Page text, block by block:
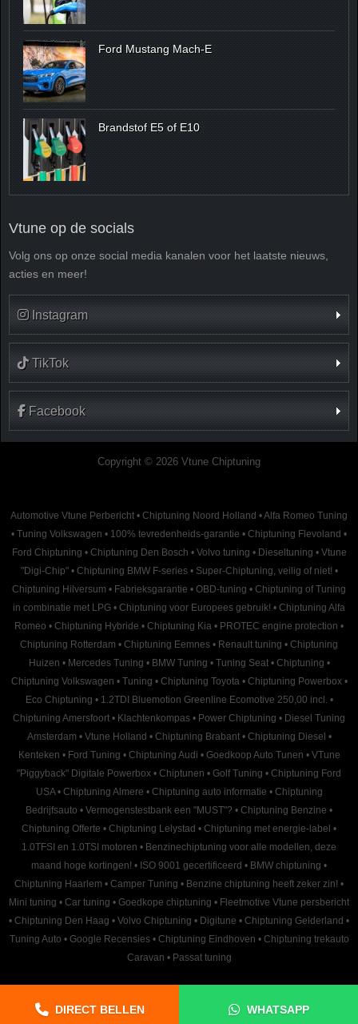
Ford Mustang Mach-E
Brandstof E5 of E10
Vtune op de socials
Volg ons op onze social media kanalen voor het laatste nieuws,
acties en meer!
Instagram
TikTok
Facebook
Copyright © 2026 Vtune Chiptuning
Automotive Vtune Perbericht • Chiptuning Noord Holland •Alfa Romeo Tuning
• Tuning Volkswagen • 100% tevredenheids-garantie • Chiptuning Flevoland •
Ford Chiptuning • Chiptuning Den Bosch • Volvo tuning • Dieseltuning • Vtune
"Digi-Chip" • Chiptuning BMW F-series • Super-Chiptuning, veilig of niet! •
Chiptuning Hilversum • Fabrieksgarantie • OBD-tuning • Chiptuning of Tuning
in combinatie met LPG • Chiptuning voor Europees gebruik! • Chiptuning Alfa
Romeo • Chiptuning Hybride • Chiptuning Kia • PROTEC engine protection •
Chiptuning Rotterdam • Chiptuning Eemnes • Renault tuning • Chiptuning
Huizen • Mercedes Tuning • BMW Tuning • Tuning Seat • Chiptuning •
Chiptuning Volkswagen • Tuning • Chiptuning Toyota • Chiptuning Powerbox •
Eco Chiptuning • 1.2TDI Bluemotion Greenline Ecomotive 250,00 incl. •
Chiptuning Amersfoort • Klachtenkompas • Power Chiptuning • Diesel Tuning
Amsterdam • Vtune Holland • Chiptuning Brabant • Chiptuning Diesel •
Kenteken • Ford Tuning • Chiptuning Audi • Goedkoop Auto Tunen • VTune
"Piggyback" Digitale Powerbox • Chiptunen • Golf Tuning • Chiptuning Ford
USA • Chiptuning Almere • Chiptuning auto informatie • Chiptuning
Bedrijfsauto • Vermogenstestbank een "MUST"? • Chiptuning Benzine •
Chiptuning Offerte • Chiptuning Lelystad • Chiptuning met energie-label •
1.0TFSI en 1.0TSI motoren • Benzinechiptuning voor alle modellen, deze
maand hoge kortingen! • ISO 9001 gecertificeerd • BMW chiptuning •
Chiptuning Haarlem • Camper Tuning • Benzine chiptuning heeft zeker zin! •
Mini tuning • Car tuning • Goedkope chiptuning • Fleetmotive Vtune persbericht
• Chiptuning Den Haag • Volvo Chiptuning • Digitune • Chiptuning Gelderland •
Tuning Auto • Google Recensies • Chiptuning Eindhoven • Chiptuning trekauto
Caravan • Passat tuning
DIRECT BELLEN WHATSAPP